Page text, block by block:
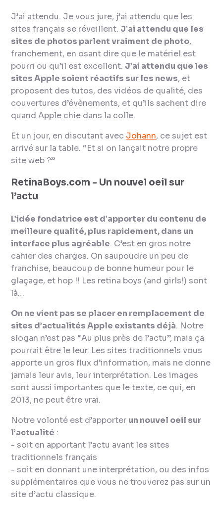
J’ai attendu. Je vous jure, j’ai attendu que les
sites français se réveillent. J’ai attendu que les
sites de photos parlent vraiment de photo,
franchement, en osant dire que le matériel est
pourri ou qu’il est excellent. J’ai attendu que les
sites Apple soient réactifs sur les news, et
proposent des tutos, des vidéos de qualité, des
couvertures d’évènements, et qu’ils sachent dire
quand Apple chie dans la colle.
Et un jour, en discutant avec Johann, ce sujet est
arrivé sur la table. “Et si on lançait notre propre
site web ?”
RetinaBoys.com - Un nouvel oeil sur
l’actu
L’idée fondatrice est d’apporter du contenu de
meilleure qualité, plus rapidement, dans un
interface plus agréable. C’est en gros notre
cahier des charges. On saupoudre un peu de
franchise, beaucoup de bonne humeur pour le
glaçage, et hop !! Les retina boys (and girls!) sont
là…
On ne vient pas se placer en remplacement de
sites d’actualités Apple existants déjà. Notre
slogan n’est pas “Au plus près de l’actu”, mais ça
pourrait être le leur. Les sites traditionnels vous
apporte un gros flux d’information, mais ne donne
jamais leur avis, leur interprétation. Les images
sont aussi importantes que le texte, ce qui, en
2013, ne peut être vrai.
Notre volonté est d’apporter un nouvel oeil sur
l’actualité :
- soit en apportant l’actu avant les sites
traditionnels français
- soit en donnant une interprétation, ou des infos
supplémentaires que vous ne trouverez pas sur un
site d’actu classique.